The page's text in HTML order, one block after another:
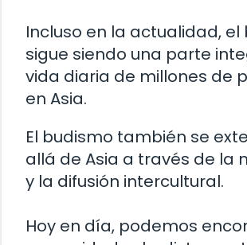
Incluso en la actualidad, el
sigue siendo una parte
vida diaria de millones de
en Asia.
El budismo también se
allá de Asia a través de la
y la difusión intercultural.
Hoy en día, podemos